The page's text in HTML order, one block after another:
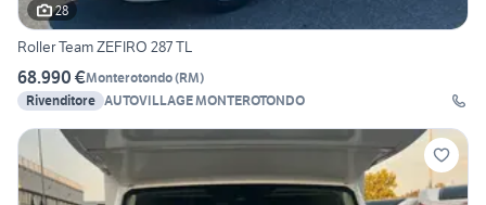
28
Roller Team ZEFIRO 287 TL
68.990 €Monterotondo(RM)
Rivenditore AUTOVILLAGE MONTEROTONDO